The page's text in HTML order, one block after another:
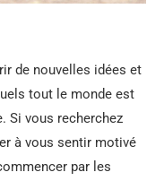
de nouvelles idées et
tout le monde est
Si vous recherchez
à vous sentir motivé
par les